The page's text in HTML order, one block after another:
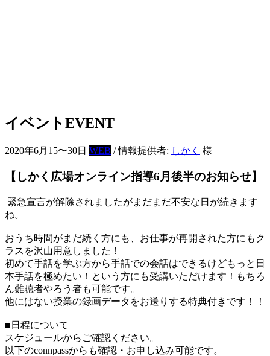
イベントEVENT
2020年6月15〜30日 WEB / 情報提供者: しかく 様
【しかく広場オンライン指導6月後半のお知らせ】
緊急宣言が解除されましたがまだまだ不安な日が続きます
ね。
おうち時間がまだ続く方にも、お仕事が再開された方にもク
ラスを沢山用意しました！
初めて手話を学ぶ方から手話での会話はできるけどもっと日
本手話を極めたい！という方にも受講いただけます！もちろ
ん難聴者やろう者も可能です。
他にはない授業の録画データをお送りする特典付きです！！
■日程について
スケジュールからご確認ください。
以下のconnpassからも確認・お申し込み可能です。